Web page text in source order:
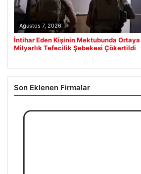
Ağustos 7, 2026
İntihar Eden Kişinin Mektubunda
Milyarlık Tefecilik Şebekesi Çökertildi
Son Eklenen Firmalar